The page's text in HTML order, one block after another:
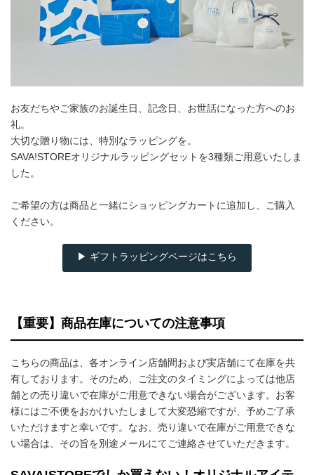
お友だちやご家族のお誕生日、記念日、お世話になった方へのお
礼。
大切な贈り物には、特別なラッピングを。
SAVA!STOREオリジナルラッピングセットを3種類ご用意いたしま
した。
ご希望の方は商品と一緒にショッピングカートに追加し、ご購入
ください。
▶ ギフトラッピングページはこちら
【重要】商品在庫についての注意事項
こちらの商品は、各オンライン店舗間および実店舗にて在庫を共
有しております。そのため、ご注文のタイミングによっては他店
舗との売り違いで在庫がご用意できない場合がございます。お客
様にはご不便をおかけいたしまして大変恐縮ですが、予めご了承
いただけますと幸いです。なお、売り違いで在庫がご用意できな
い場合は、その旨を別途メールにてご連絡させていただきます。